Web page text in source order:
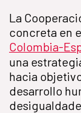
La
concreta en
Colombia-
una
hacia
desarrollo